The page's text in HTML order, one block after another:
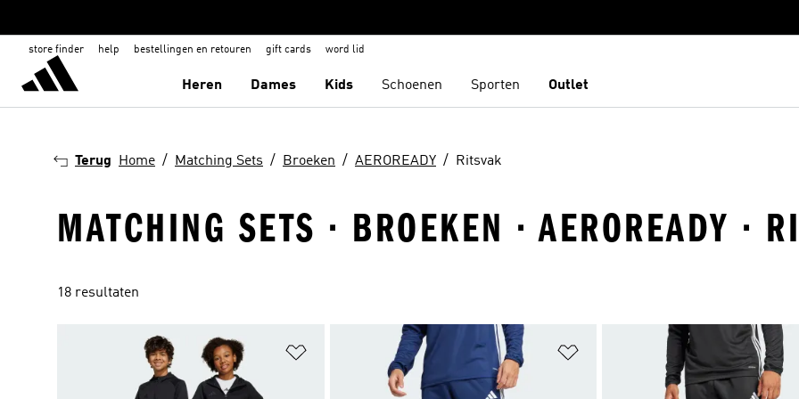
store finder help bestellingen en retouren gift cards word lid
Heren Dames Kids Schoenen Sporten Outlet
Terug Home Matching Sets Broeken AEROREADY Ritsvak
MATCHING SETS · BROEKEN · AEROREADY ·
18 resultaten
Op verlanglijst zetten Op verlanglijst zetten